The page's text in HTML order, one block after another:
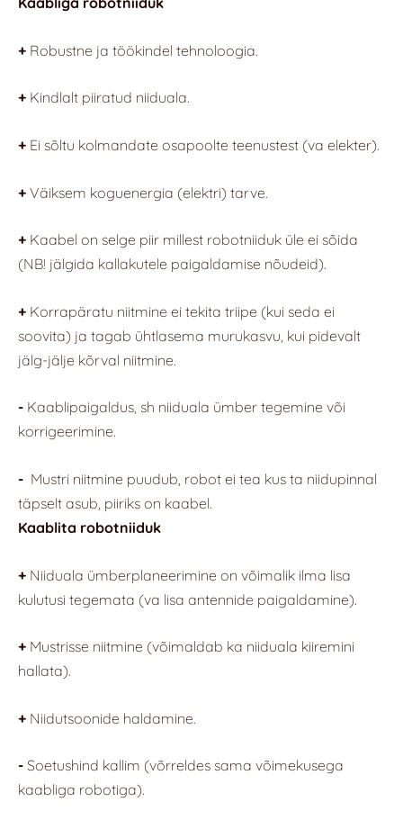
+ Robustne ja töökindel tehnoloogia.
+ Kindlalt piiratud niiduala.
+ Ei sõltu kolmandate osapoolte teenustest (va elekter).
+ Väiksem koguenergia (elektri) tarve.
+ Kaabel on selge piir millest robotniiduk üle ei sõida
(NB! jälgida kallakutele paigaldamise nõudeid).
+ Korrapäratu niitmine ei tekita triipe (kui seda ei
soovita) ja tagab ühtlasema murukasvu, kui pidevalt
jälg-jälje kõrval niitmine.
- Kaablipaigaldus, sh niiduala ümber tegemine või
korrigeerimine.
- Mustri niitmine puudub, robot ei tea kus ta niidupinnal
täpselt asub, piiriks on kaabel.
Kaablita robotniiduk
+ Niiduala ümberplaneerimine on võimalik ilma lisa
kulutusi tegemata (va lisa antennide paigaldamine).
+ Mustrisse niitmine (võimaldab ka niiduala kiiremini
hallata).
+ Niidutsoonide haldamine.
- Soetushind kallim (võrreldes sama võimekusega
kaabliga robotiga).